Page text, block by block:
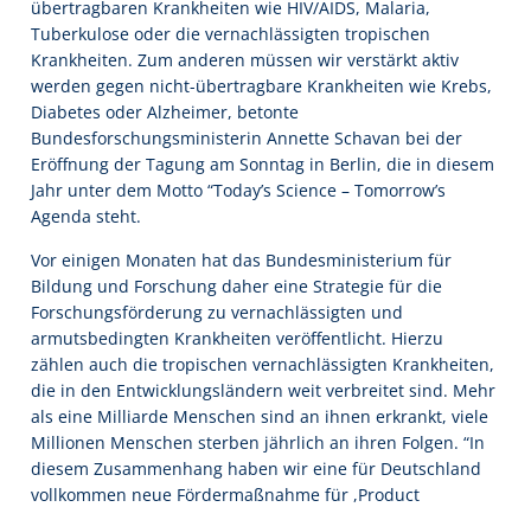
übertragbaren Krankheiten wie HIV/AIDS, Malaria,
Tuberkulose oder die vernachlässigten tropischen
Krankheiten. Zum anderen müssen wir verstärkt aktiv
werden gegen nicht-übertragbare Krankheiten wie Krebs,
Diabetes oder Alzheimer, betonte
Bundesforschungsministerin Annette Schavan bei der
Eröffnung der Tagung am Sonntag in Berlin, die in diesem
Jahr unter dem Motto “Today’s Science – Tomorrow’s
Agenda steht.
Vor einigen Monaten hat das Bundesministerium für
Bildung und Forschung daher eine Strategie für die
Forschungsförderung zu vernachlässigten und
armutsbedingten Krankheiten veröffentlicht. Hierzu
zählen auch die tropischen vernachlässigten Krankheiten,
die in den Entwicklungsländern weit verbreitet sind. Mehr
als eine Milliarde Menschen sind an ihnen erkrankt, viele
Millionen Menschen sterben jährlich an ihren Folgen. “In
diesem Zusammenhang haben wir eine für Deutschland
vollkommen neue Fördermaßnahme für ,Product